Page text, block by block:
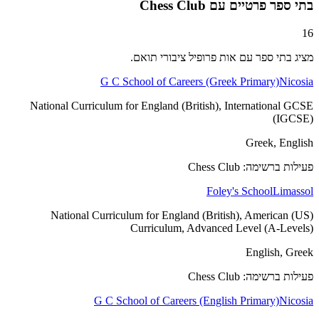
בתי ספר פרטיים עם Chess Club
16
מציג בתי ספר עם אות פרופיל ציבורי תואם.
G C School of Careers (Greek Primary)Nicosia
National Curriculum for England (British), International GCSE
(IGCSE)
Greek, English
פעילות ברשימה: Chess Club
Foley's SchoolLimassol
National Curriculum for England (British), American (US)
Curriculum, Advanced Level (A-Levels)
English, Greek
פעילות ברשימה: Chess Club
G C School of Careers (English Primary)Nicosia